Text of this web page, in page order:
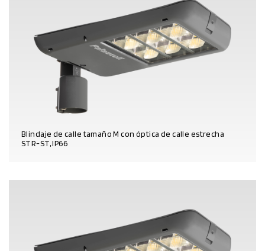
Blindaje de calle tamaño M con óptica de calle estrecha
STR-ST, IP66